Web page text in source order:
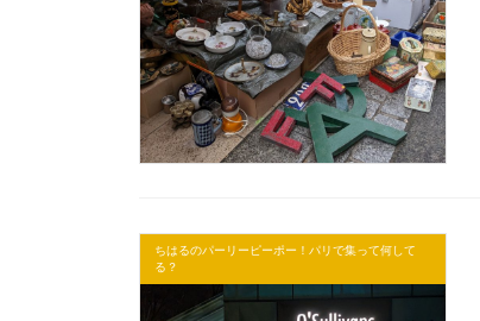
ちはるのパーリーピーポー！パリで集って何して
る？